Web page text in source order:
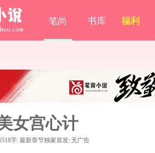
笔尚 书库 福利
女宫心计
字 最新章节独家首发 无广告